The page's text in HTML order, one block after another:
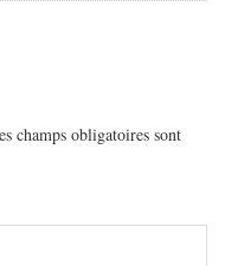
champs obligatoires sont